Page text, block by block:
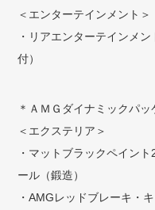
＜エンターテインメント＞
・リアエンターテインメ
付）
＊ＡＭＧダイナミックパッ
＜エクステリア＞
・マットブラックペイン
ール（鍛造）
・AMGレッドブレーキ・